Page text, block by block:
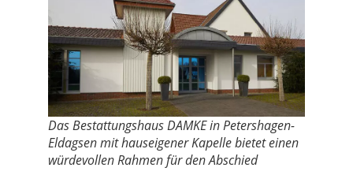
Das Bestattungshaus DAMKE in Petershagen-
Eldagsen mit hauseigener Kapelle bietet einen
würdevollen Rahmen für den Abschied